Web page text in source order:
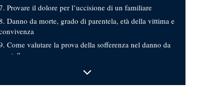
Provare il dolore per l’uccisione di un familiare
Danno da morte, grado di parentela, età della vittima e
Come valutare la prova della sofferenza nel danno da
Danno da morte e sconvolgimento della vita